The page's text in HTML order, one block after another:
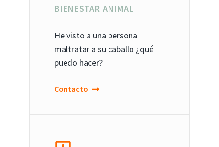
BIENESTAR ANIMAL
He visto a una persona
maltratar a su caballo ¿qué
puedo hacer?
Contacto